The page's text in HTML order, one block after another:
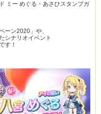
ミー めぐる・あさひスタンプガ
ーン2020」や、
シナリオイベント
す！